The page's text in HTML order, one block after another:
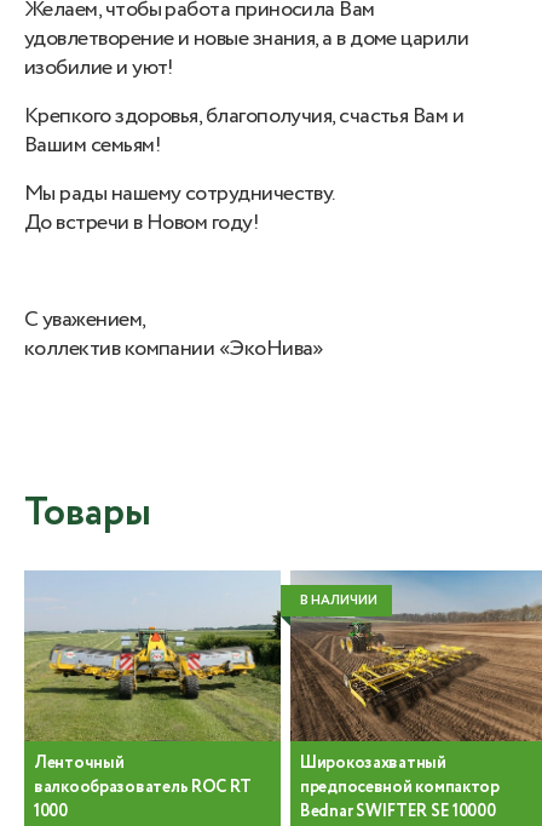
Желаем, чтобы работа приносила Вам
удовлетворение и новые знания, а в доме царили
изобилие и уют!
Крепкого здоровья, благополучия, счастья Вам и
Вашим семьям!
Мы рады нашему сотрудничеству.
До встречи в Новом году!
С уважением,
коллектив компании «ЭкоНива»
Товары
Ленточный
валкообразователь ROC RT
1000
Широкозахватный
предпосевной компактор
Bednar SWIFTER SE 10000
В НАЛИЧИИ